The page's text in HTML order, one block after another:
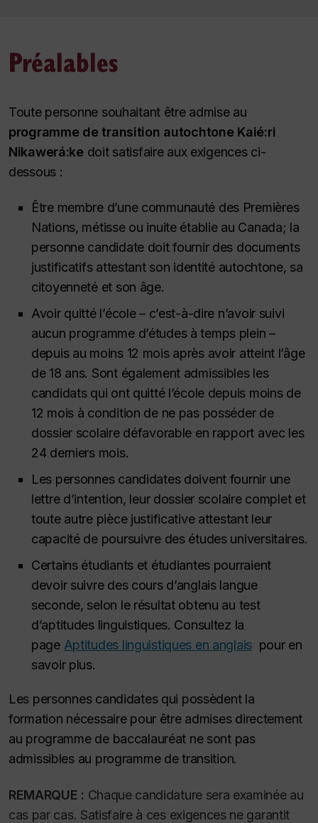
Préalables
Toute personne souhaitant être admise au
programme de transition autochtone Kaié:ri
Nikawerá:ke doit satisfaire aux exigences ci-
dessous :
Être membre d’une communauté des Premières
Nations, métisse ou inuite établie au Canada; la
personne candidate doit fournir des documents
justificatifs attestant son identité autochtone, sa
citoyenneté et son âge.
Avoir quitté l’école – c’est-à-dire n’avoir suivi
aucun programme d’études à temps plein –
depuis au moins 12 mois après avoir atteint l’âge
de 18 ans. Sont également admissibles les
candidats qui ont quitté l’école depuis moins de
12 mois à condition de ne pas posséder de
dossier scolaire défavorable en rapport avec les
24 derniers mois.
Les personnes candidates doivent fournir une
lettre d’intention, leur dossier scolaire complet et
toute autre pièce justificative attestant leur
capacité de poursuivre des études universitaires.
Certains étudiants et étudiantes pourraient
devoir suivre des cours d’anglais langue
seconde, selon le résultat obtenu au test
d’aptitudes linguistiques. Consultez la
page Aptitudes linguistiques en anglais pour en
savoir plus.
Les personnes candidates qui possèdent la
formation nécessaire pour être admises directement
au programme de baccalauréat ne sont pas
admissibles au programme de transition.
REMARQUE : Chaque candidature sera examinée au
cas par cas. Satisfaire à ces exigences ne garantit